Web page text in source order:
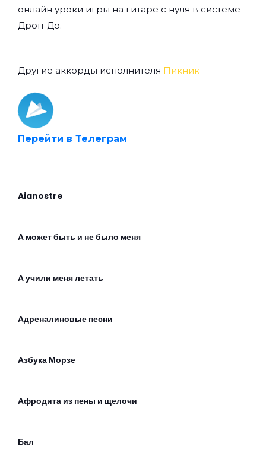
онлайн уроки игры на гитаре с нуля в системе
Дроп-До.
Другие аккорды исполнителя Пикник
Перейти в Телеграм
Aianostre
А может быть и не было меня
А учили меня летать
Адреналиновые песни
Азбука Морзе
Афродита из пены и щелочи
Бал